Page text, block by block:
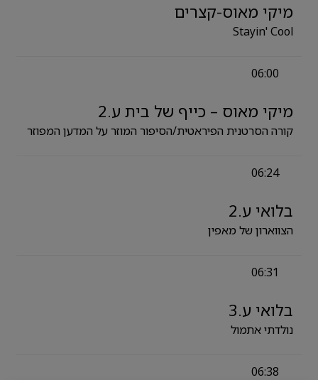
מיקי מאוס-קצרים
Stayin' Cool
06:00
מיקי מאוס – כייף של בית ע.2
קורה הסרטנית הפיראטית/הסיפור המוזר על המדען המפוזר
06:24
בלואי ע.2
הצווארון של מאפין
06:31
בלואי ע.3
נולדתי אתמול
06:38